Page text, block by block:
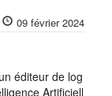
09 février 2024
éditeur de log
Artificiell